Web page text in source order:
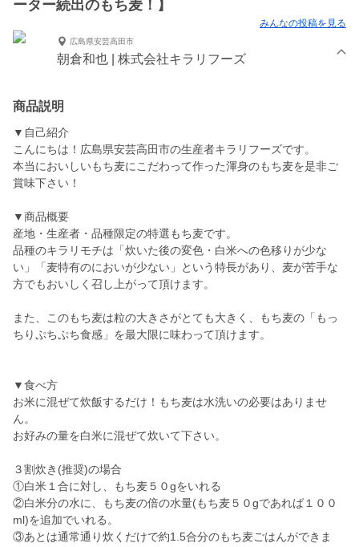
ーター続出のもち麦！】
みんなの投稿を見る
広島県安芸高田市
朝倉和也 | 株式会社キラリフーズ
商品説明
▼自己紹介
こんにちは！広島県安芸高田市の生産者キラリフーズです。
本当においしいもち麦にこだわって作った渾身のもち麦を是非ご
賞味下さい！
▼商品概要
産地・生産者・品種限定の特選もち麦です。
品種のキラリモチは「炊いた後の変色・白米への色移りが少な
い」「麦特有のにおいが少ない」という特長があり、麦が苦手な
方でもおいしく召し上がって頂けます。
また、このもち麦は粒の大きさがとても大きく、もち麦の「もっ
ちりぷちぷち食感」を最大限に味わって頂けます。
▼食べ方
お米に混ぜて炊飯するだけ！もち麦は水洗いの必要はありませ
ん。
お好みの量を白米に混ぜて炊いて下さい。
３割炊き(推奨)の場合
①白米１合に対し、もち麦５０gをいれる
②白米分の水に、もち麦の倍の水量(もち麦５０gであれば１００
ml)を追加でいれる。
③あとは通常通り炊くだけで約1.5合分のもち麦ごはんができま